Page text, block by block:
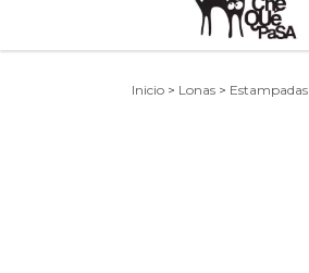
Inicio > Lonas > Estampadas